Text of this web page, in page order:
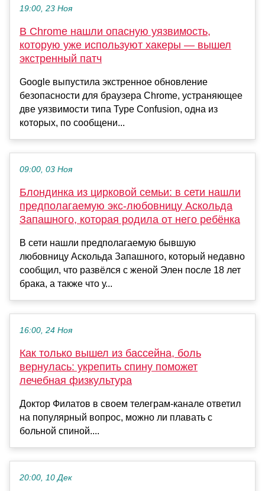
19:00, 23 Ноя
В Chrome нашли опасную уязвимость,
которую уже используют хакеры — вышел
экстренный патч
Google выпустила экстренное обновление
безопасности для браузера Chrome, устраняющее
две уязвимости типа Type Confusion, одна из
которых, по сообщени...
09:00, 03 Ноя
Блондинка из цирковой семьи: в сети нашли
предполагаемую экс-любовницу Аскольда
Запашного, которая родила от него ребёнка
В сети нашли предполагаемую бывшую
любовницу Аскольда Запашного, который недавно
сообщил, что развёлся с женой Элен после 18 лет
брака, а также что у...
16:00, 24 Ноя
Как только вышел из бассейна, боль
вернулась: укрепить спину поможет
лечебная физкультура
Доктор Филатов в своем телеграм-канале ответил
на популярный вопрос, можно ли плавать с
больной спиной....
20:00, 10 Дек